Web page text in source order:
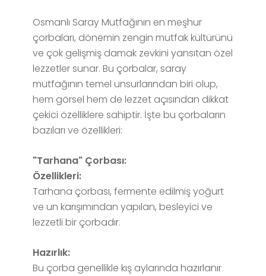
Osmanlı Saray Mutfağının en meşhur
çorbaları, dönemin zengin mutfak kültürünü
ve çok gelişmiş damak zevkini yansıtan özel
lezzetler sunar. Bu çorbalar, saray
mutfağının temel unsurlarından biri olup,
hem görsel hem de lezzet açısından dikkat
çekici özelliklere sahiptir. İşte bu çorbaların
bazıları ve özellikleri:
"Tarhana" Çorbası:
Özellikleri:
Tarhana çorbası, fermente edilmiş yoğurt
ve un karışımından yapılan, besleyici ve
lezzetli bir çorbadır.
Hazırlık:
Bu çorba genellikle kış aylarında hazırlanır